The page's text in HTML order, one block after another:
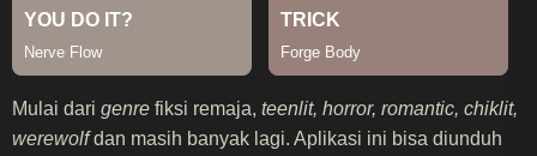
Mulai dari genre fiksi remaja, teenlit, horror, romantic, chiklit,
werewolfdan masih banyak lagi. Aplikasi ini bisa diunduh